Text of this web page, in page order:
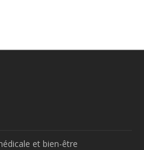
et bien-être